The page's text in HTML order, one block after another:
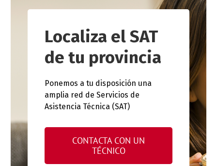
Localiza el SAT
de tu provincia
Ponemos a tu disposición una
amplia red de Servicios de
Asistencia Técnica (SAT)
CONTACTA CON UN
TÉCNICO